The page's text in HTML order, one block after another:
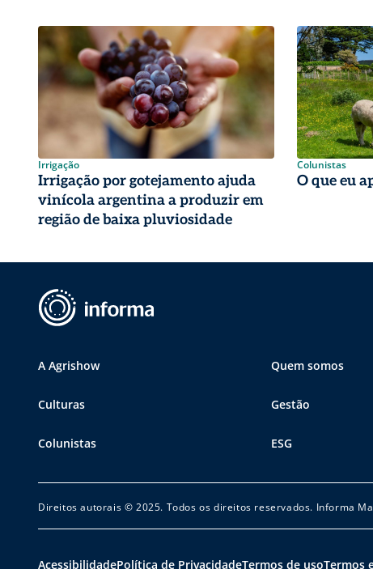
Irrigação
Irrigação por gotejamento ajuda
vinícola argentina a produzir em
região de baixa pluviosidade
Colunistas
O que eu
A Agrishow Quem somos
Culturas Gestão
Colunistas ESG
Direitos autorais © 2025. Todos os direitos reservados. Informa
AcessibilidadePolítica de PrivacidadeTermos de usoTermos